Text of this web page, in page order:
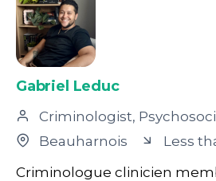
Gabriel Leduc
Criminologist,
Beauharnois
Less
Criminologue clinicien